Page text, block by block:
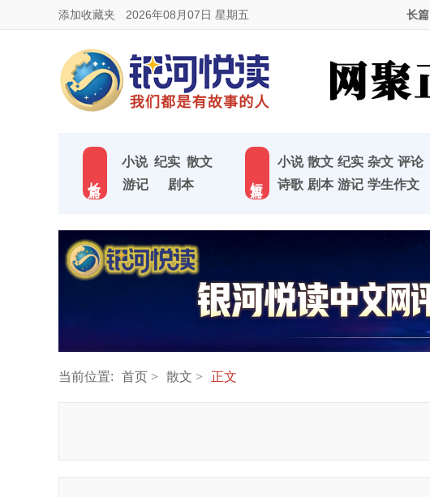
添加收藏夹 2026年08月07日 星期五 长篇
小说 纪实 散文
游记
剧本
小说 散文 纪实 杂文 评论
诗歌 剧本 游记 学生作文
当前位置: 首页 散文 正文